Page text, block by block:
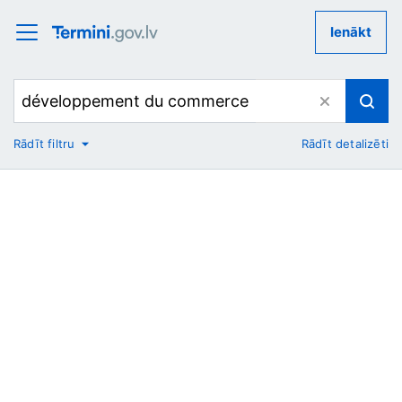
Ienākt
No
Rādīt filtru Rādīt detalizēti